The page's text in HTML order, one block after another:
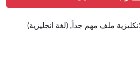
ملف مهم جداً, (لغة انجليزية)